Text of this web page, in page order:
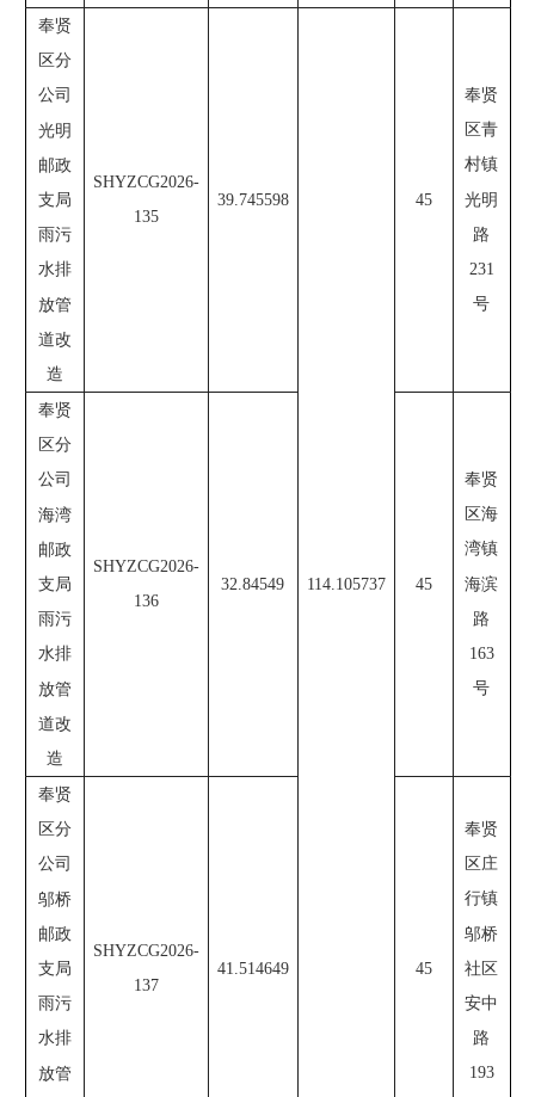
奉贤
区分
公司
光明
邮政
支局
雨污
水排
放管
道改
造
SHYZCG2026-
135
39.745598
114.105737
45
奉贤
区青
村镇
光明
路
231
号
奉贤
区分
公司
海湾
邮政
支局
雨污
水排
放管
道改
造
SHYZCG2026-
136
32.84549 45
奉贤
区海
湾镇
海滨
路
163
号
奉贤
区分
公司
邬桥
邮政
支局
雨污
水排
放管
SHYZCG2026-
137
41.514649 45
奉贤
区庄
行镇
邬桥
社区
安中
路
193